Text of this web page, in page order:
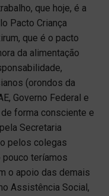
que hoje, é a
Pacto Criança
que é o pacto
da alimentação
(orondos da
Governo Federal e
forma consciente e
Secretaria
pelos colegas
teríamos
o apoio das demais
Assistência Social,